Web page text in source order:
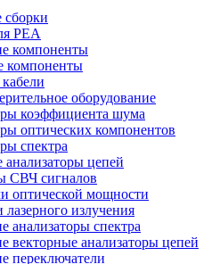
сборки
РЕА
компоненты
компоненты
оборудование
коэффициента шума
оптических компонентов
спектра
цепей
СВЧ сигналов
оптической мощности
излучения
анализаторы спектра
векторные анализаторы цепей
переключатели